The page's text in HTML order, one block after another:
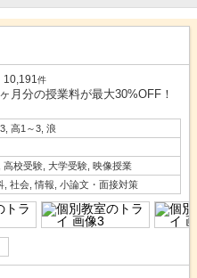
10,191件
月分の授業料が最大30%OFF！
高1～3, 浪
校受験, 大学受験, 映像授業
, 社会, 情報, 小論文・面接対策